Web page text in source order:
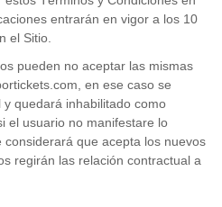
entrarán en vigor a los 10
el Sitio.
pueden no aceptar las mismas
en ese caso se
quedará inhabilitado como
el usuario no manifestare lo
que acepta los nuevos
regirán las relación contractual a